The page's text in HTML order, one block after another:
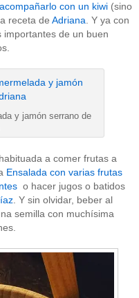
con un kiwi (sino
receta de Adriana . Y ya con
de un buen
y jamón serrano de
a comer frutas a
Ensalada con varias frutas
o hacer jugos o batidos
. Y sin olvidar, beber al
semilla con muchísima